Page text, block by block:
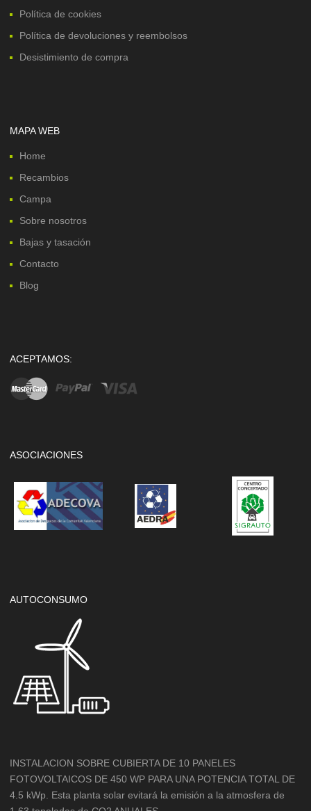
Política de cookies
Política de devoluciones y reembolsos
Desistimiento de compra
MAPA WEB
Home
Recambios
Campa
Sobre nosotros
Bajas y tasación
Contacto
Blog
ACEPTAMOS:
ASOCIACIONES
AUTOCONSUMO
INSTALACION SOBRE CUBIERTA DE 10 PANELES
FOTOVOLTAICOS DE 450 WP PARA UNA POTENCIA TOTAL DE
4.5 kWp. Esta planta solar evitará la emisión a la atmosfera de